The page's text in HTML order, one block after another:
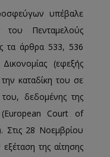
υπέβαλε
του Πενταμελούς
τα άρθρα 533, 536
(εφεξής
καταδίκη του σε
δεδομένης της
(European Court of
Στις 28 Νοεμβρίου
της αίτησης